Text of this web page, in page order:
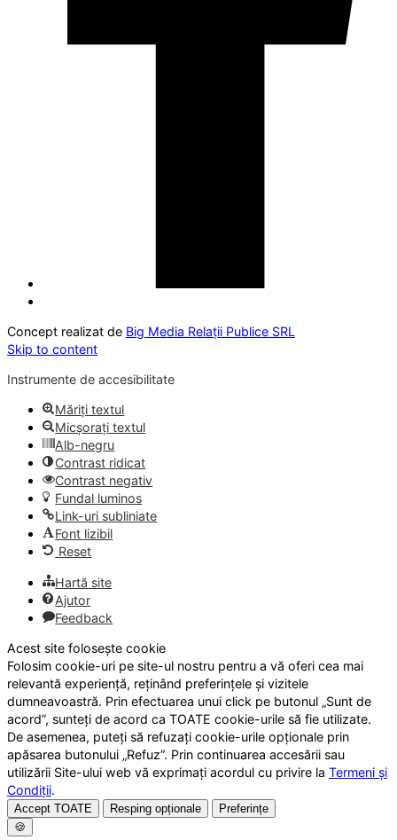
Concept realizat de Big Media Relații Publice SRL
Skip to content
Instrumente de accesibilitate
Măriți textul
Micșorați textul
Alb-negru
Contrast ridicat
Contrast negativ
Fundal luminos
Link-uri subliniate
Font lizibil
Reset
Hartă site
Ajutor
Feedback
Acest site folosește cookie
Folosim cookie-uri pe site-ul nostru pentru a vă oferi cea mai
relevantă experiență, reținând preferințele și vizitele
dumneavoastră. Prin efectuarea unui click pe butonul „Sunt de
acord”, sunteți de acord ca TOATE cookie-urile să fie utilizate.
De asemenea, puteți să refuzați cookie-urile opționale prin
apăsarea butonului „Refuz”. Prin continuarea accesării sau
utilizării Site-ului web vă exprimați acordul cu privire la Termeni și
Condiții.
Accept TOATE Resping opționale
Preferințe
🍪